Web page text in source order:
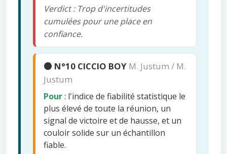
Verdict : Trop d'incertitudes
cumulées pour une place en
confiance.
🟠 N°10 CICCIO BOY M. Justum / M.
Justum
Pour: l'indice de fiabilité statistique le
plus élevé de toute la réunion, un
signal de victoire et de hausse, et un
couloir solide sur un échantillon
fiable.